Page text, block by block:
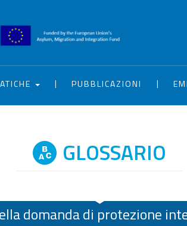
| PUBBLICAZIONI |
GLOSSARIO
domanda di protezione